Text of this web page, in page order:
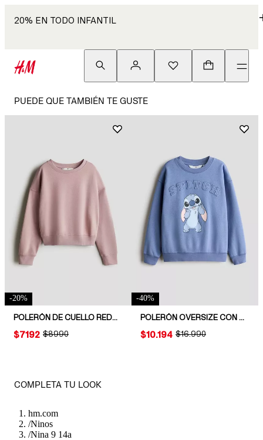
20% EN TODO INFANTIL
PUEDE QUE TAMBIÉN TE GUSTE
-20%
POLERÓN DE CUELLO REDONDO
ORIGINAL PRICE:
$8990
PRICE:
$7192
-40%
POLERÓN OVERSIZE CON MOTIVO ESTAMPADO
ORIGINAL PRICE:
$16.990
PRICE:
$10.194
COMPLETA TU LOOK
hm.com
/Ninos
/Nina 9 14a